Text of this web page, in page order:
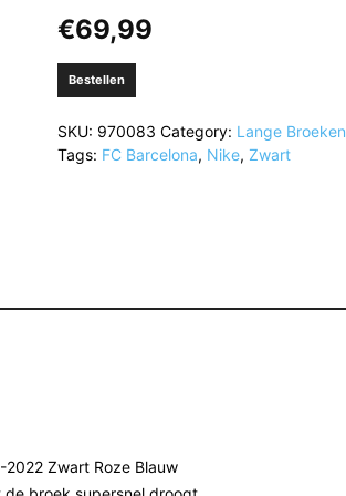
€69,99
Bestellen
SKU: 970083 Category: Lange Broeken
Tags: FC Barcelona, Nike, Zwart
2022 Zwart Roze Blauw